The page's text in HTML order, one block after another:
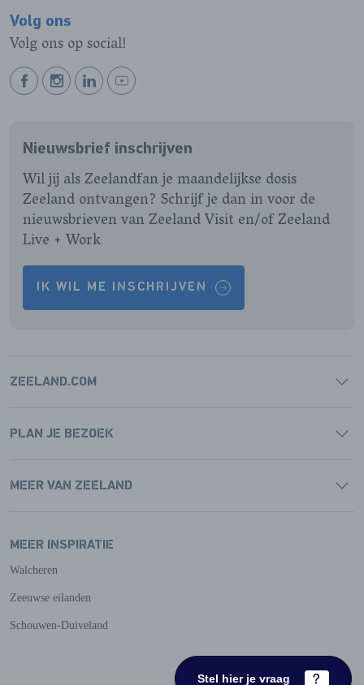
Volg ons
Volg ons op social!
BEKIJK
PAGINA
BEKIJK
PAGINA
BEKIJK
PAGINA
BEKIJK
PAGINA
Nieuwsbrief inschrijven
Wil jij als Zeelandfan je maandelijkse dosis
Zeeland ontvangen? Schrijf je dan in voor de
nieuwsbrieven van Zeeland Visit en/of Zeeland
Live + Work
IK WIL ME INSCHRIJVEN
ZEELAND.COM
PLAN JE BEZOEK
MEER VAN ZEELAND
MEER INSPIRATIE
Walcheren
Zeeuwse eilanden
Schouwen-Duiveland
Stel hier je vraag